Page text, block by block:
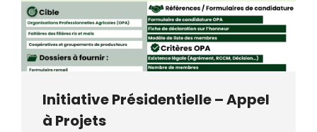
Initiative Présidentielle – Appel
à Projets